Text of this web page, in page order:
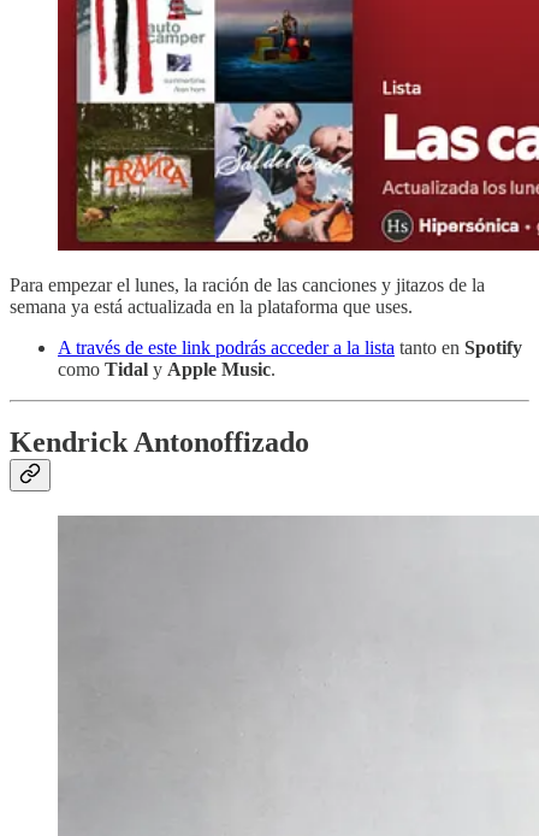
Para empezar el lunes, la ración de las canciones y jitazos de la
semana ya está actualizada en la plataforma que uses.
A través de este link podrás acceder a la lista tanto en Spotify
como Tidal y Apple Music.
Kendrick Antonoffizado